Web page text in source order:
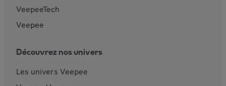
VeepeeTech
Veepee
Découvrez nos univers
Les univers Veepee